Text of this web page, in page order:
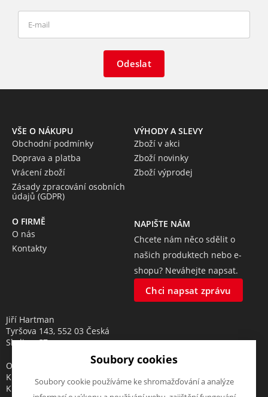
Odeslat
VŠE O NÁKUPU
Obchodní podmínky
Doprava a platba
Vrácení zboží
Zásady zpracování osobních
údajů (GDPR)
VÝHODY A SLEVY
Zboží v akci
Zboží novinky
Zboží výprodej
O FIRMĚ
O nás
Kontakty
NAPIŠTE NÁM
Chcete nám něco sdělit o
našich produktech nebo e-
shopu? Neváhejte napsat.
Chci napsat zprávu
Jiří Hartman
Tyršova 143, 552 03 Česká
Skalice, CZ
Obchodní rejstřík vedený u
Krajského soudu v Hradci
Králové, oddíl A, vložka 18553
Soubory cookies
Soubory cookie používáme ke shromažďování a analýze